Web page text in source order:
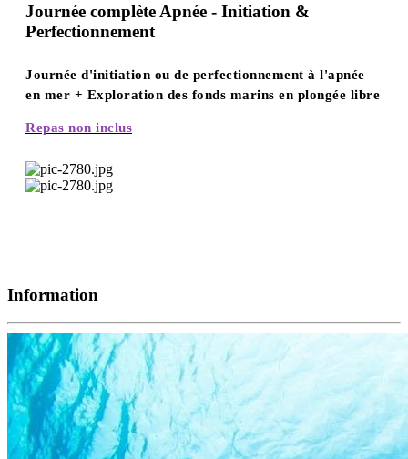
Journée complète Apnée - Initiation &
Perfectionnement
Journée d'initiation ou de perfectionnement à l'apnée
en mer + Exploration des fonds marins en plongée libre
Repas non inclus
Information